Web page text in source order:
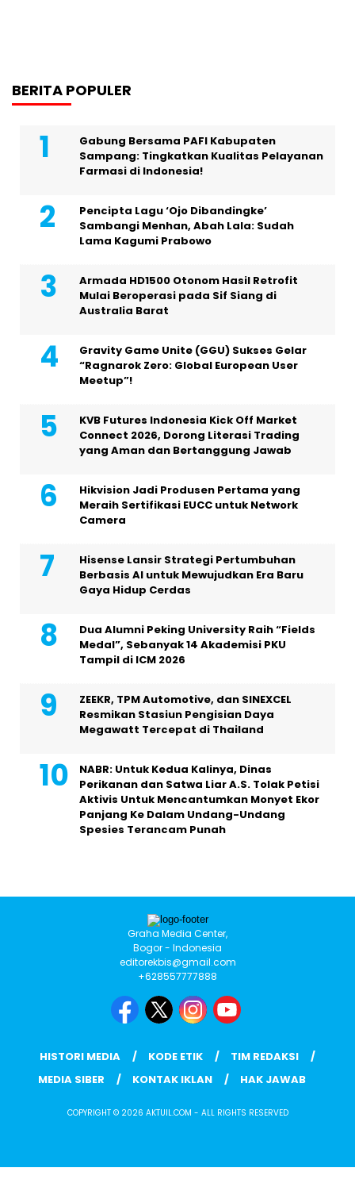
BERITA POPULER
Gabung Bersama PAFI Kabupaten
Sampang: Tingkatkan Kualitas Pelayanan
Farmasi di Indonesia!
Pencipta Lagu ‘Ojo Dibandingke’
Sambangi Menhan, Abah Lala: Sudah
Lama Kagumi Prabowo
Armada HD1500 Otonom Hasil Retrofit
Mulai Beroperasi pada Sif Siang di
Australia Barat
Gravity Game Unite (GGU) Sukses Gelar
“Ragnarok Zero: Global European User
Meetup”!
KVB Futures Indonesia Kick Off Market
Connect 2026, Dorong Literasi Trading
yang Aman dan Bertanggung Jawab
Hikvision Jadi Produsen Pertama yang
Meraih Sertifikasi EUCC untuk Network
Camera
Hisense Lansir Strategi Pertumbuhan
Berbasis AI untuk Mewujudkan Era Baru
Gaya Hidup Cerdas
Dua Alumni Peking University Raih “Fields
Medal”, Sebanyak 14 Akademisi PKU
Tampil di ICM 2026
ZEEKR, TPM Automotive, dan SINEXCEL
Resmikan Stasiun Pengisian Daya
Megawatt Tercepat di Thailand
NABR: Untuk Kedua Kalinya, Dinas
Perikanan dan Satwa Liar A.S. Tolak Petisi
Aktivis Untuk Mencantumkan Monyet Ekor
Panjang Ke Dalam Undang-Undang
Spesies Terancam Punah
Graha Media Center,
Bogor - Indonesia
editorekbis@gmail.com
+628557777888
HISTORI MEDIA KODE ETIK
TIM REDAKSI
MEDIA SIBER
KONTAK IKLAN HAK JAWAB
COPYRIGHT © 2026 AKTUIL.COM - ALL RIGHTS RESERVED